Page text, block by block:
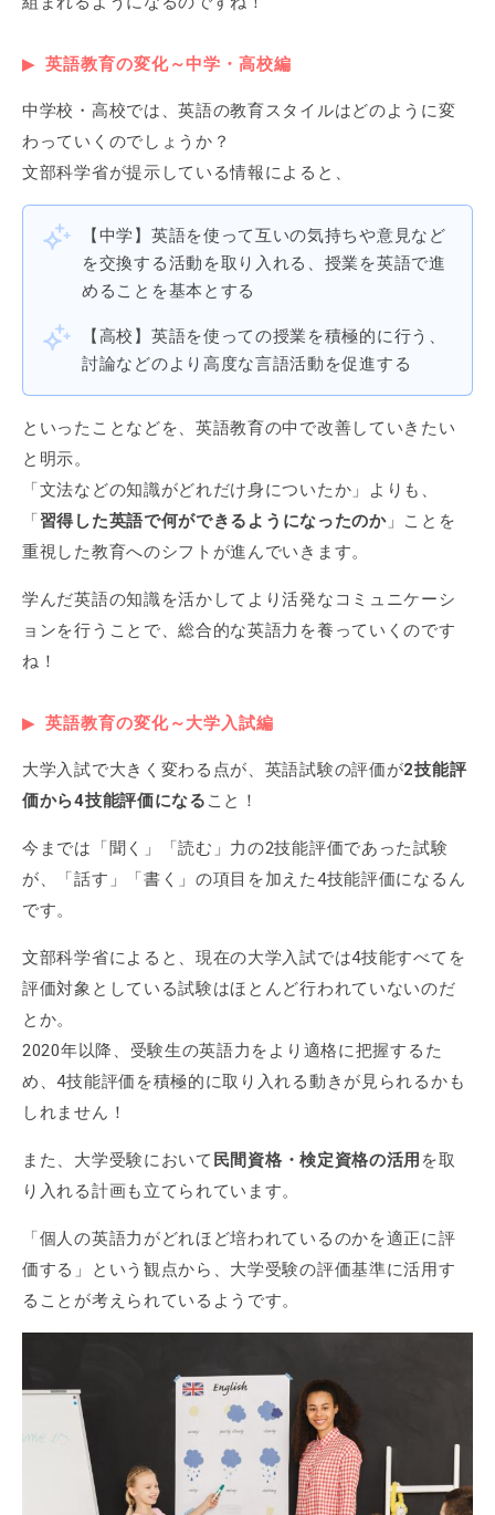
英語教育の変化～中学・高校編
中学校・高校では、英語の教育スタイルはどのように変
わっていくのでしょうか？
文部科学省が提示している情報によると、
【中学】英語を使って互いの気持ちや意見など
を交換する活動を取り入れる、授業を英語で進
めることを基本とする
【高校】英語を使っての授業を積極的に行う、
討論などのより高度な言語活動を促進する
といったことなどを、英語教育の中で改善していきたい
と明示。
「文法などの知識がどれだけ身についたか」よりも、
「 習得した英語で何ができるようになったのか」ことを
重視した教育へのシフトが進んでいきます。
学んだ英語の知識を活かしてより活発なコミュニケーシ
ョンを行うことで、総合的な英語力を養っていくのです
ね！
英語教育の変化～大学入試編
大学入試で大きく変わる点が、英語試験の評価が2技能評
価から4技能評価になる こと！
今までは「聞く」「読む」力の2技能評価であった試験
が、「話す」「書く」の項目を加えた4技能評価になるん
です。
文部科学省によると、現在の大学入試では4技能すべてを
評価対象としている試験はほとんど行われていないのだ
とか。
2020年以降、受験生の英語力をより適格に把握するた
め、4技能評価を積極的に取り入れる動きが見られるかも
しれません！
また、大学受験において 民間資格・検定資格の活用 を取
り入れる計画も立てられています。
「個人の英語力がどれほど培われているのかを適正に評
価する」という観点から、大学受験の評価基準に活用す
ることが考えられているようです。